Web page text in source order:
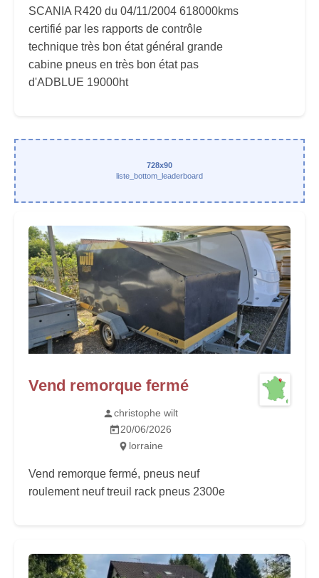
SCANIA R420 du 04/11/2004 618000kms
certifié par les rapports de contrôle
technique très bon état général grande
cabine pneus en très bon état pas
d'ADBLUE 19000ht
728x90
liste_bottom_leaderboard
Vend remorque fermé
christophe wilt
20/06/2026
lorraine
Vend remorque fermé, pneus neuf
roulement neuf treuil rack pneus 2300e